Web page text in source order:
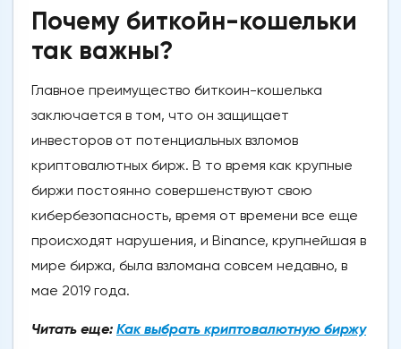
Почему биткойн-кошельки
так важны?
Главное преимущество биткоин-кошелька
заключается в том, что он защищает
инвесторов от потенциальных взломов
криптовалютных бирж. В то время как крупные
биржи постоянно совершенствуют свою
кибербезопасность, время от времени все еще
происходят нарушения, и Binance, крупнейшая в
мире биржа, была взломана совсем недавно, в
мае 2019 года.
Читать еще: Как выбрать криптовалютную биржу